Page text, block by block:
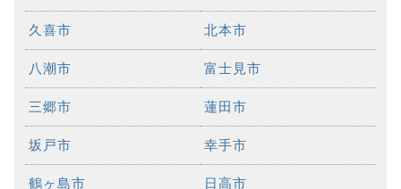
久喜市 北本市
八潮市 富士見市
三郷市 蓮田市
坂戸市 幸手市
鶴ヶ島市 日高市